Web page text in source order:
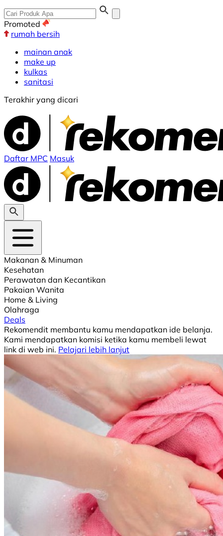
Promoted
rumah bersih
mainan anak
make up
kulkas
sanitasi
Terakhir yang dicari
Daftar MPC Masuk
Makanan & Minuman
Kesehatan
Perawatan dan Kecantikan
Pakaian Wanita
Home & Living
Olahraga
Deals
Rekomendit membantu kamu mendapatkan ide belanja.
Kami mendapatkan komisi ketika kamu membeli lewat
link di web ini. Pelajari lebih lanjut